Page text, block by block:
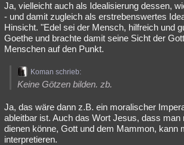
Ja, vielleicht auch als Idealisierung dessen,
- und damit zugleich als erstrebenswertes
Hinsicht. "Edel sei der Mensch, hilfreich und
Goethe und brachte damit seine Sicht der
Menschen auf den Punkt.
Koman schrieb:
Keine Götzen bilden. zb.
Ja, das wäre dann z.B. ein moralischer
ableitbar ist. Auch das Wort Jesus, dass man
dienen könne, Gott und dem Mammon, kann
interpretieren.